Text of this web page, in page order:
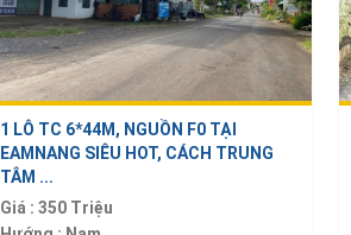
1 LÔ TC 6*44M, NGUỒN F0 TẠI
EAMNANG SIÊU HOT, CÁCH TRUNG
TÂM ...
Giá : 350 Triệu